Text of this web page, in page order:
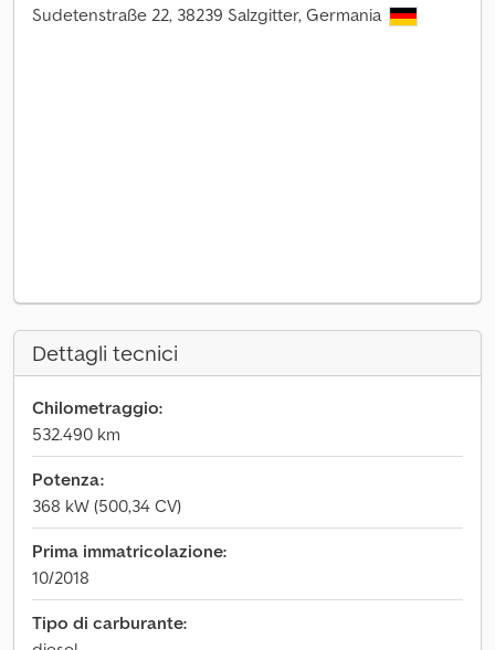
Sudetenstraße 22, 38239 Salzgitter, Germania
Dettagli tecnici
Chilometraggio:
532.490 km
Potenza:
368 kW (500,34 CV)
Prima immatricolazione:
10/2018
Tipo di carburante: